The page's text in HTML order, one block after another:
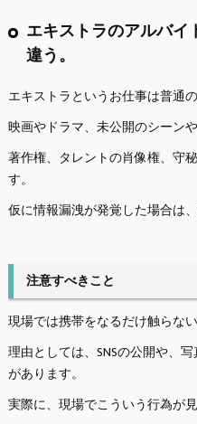
エキストラのアルバ
違う。
エキストラというお仕事は普通
映画やドラマ、未公開のシーン
著作権、タレントの肖像権、守
す。
仮に情報漏洩が発覚した場合は
注意すべきこと
現場では携帯をなるだけ触らな
理由としては、SNSの公開や、
があります。
実際に、現場でこういう行為が